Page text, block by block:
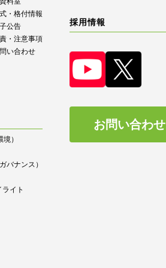
・格付情報
公告
・注意事項
い合わせ
）
バナンス）
イト
採用情報
お問い合わせ